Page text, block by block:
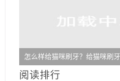
怎么样给猫咪刷牙？给猫咪刷
阅读排行